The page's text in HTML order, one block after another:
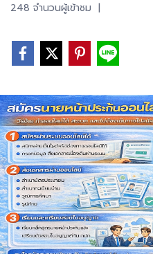
248 จำนวนผู้เข้าชม |